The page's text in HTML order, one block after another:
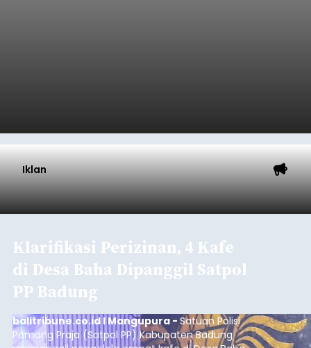
Iklan
Klarifikasi Perizinan, 4 Kafe
di Desa Baha Dipanggil Satpol
PP Badung
balitribune.co.id I Mangupura - Satuan Polisi
Pamong Praja (Satpol PP) Kabupaten Badung